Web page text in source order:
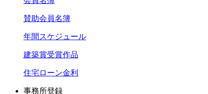
賛助会員名簿
年間スケジュール
建築賞受賞作品
住宅ローン金利
事務所登録